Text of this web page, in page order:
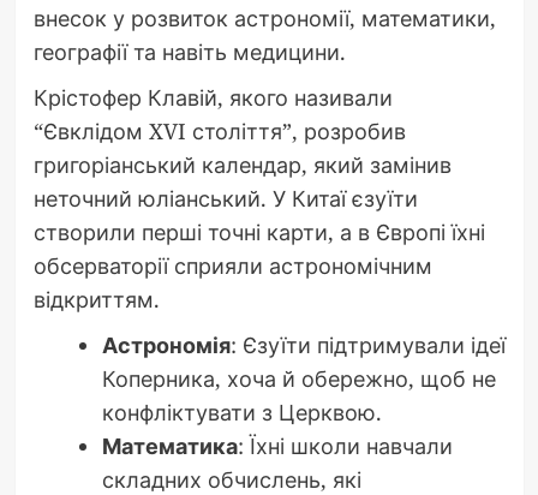
внесок у розвиток астрономії, математики,
географії та навіть медицини.
Крістофер Клавій, якого називали
“Євклідом XVI століття”, розробив
григоріанський календар, який замінив
неточний юліанський. У Китаї єзуїти
створили перші точні карти, а в Європі їхні
обсерваторії сприяли астрономічним
відкриттям.
Астрономія: Єзуїти підтримували ідеї
Коперника, хоча й обережно, щоб не
конфліктувати з Церквою.
Математика: Їхні школи навчали
складних обчислень, які